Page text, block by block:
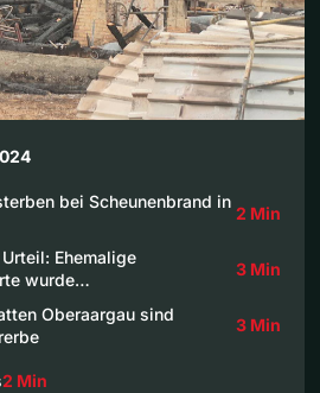
bei Scheunenbrand in
2 Min
Ehemalige
wurde…
3 Min
Oberaargau sind
3 Min
2 Min